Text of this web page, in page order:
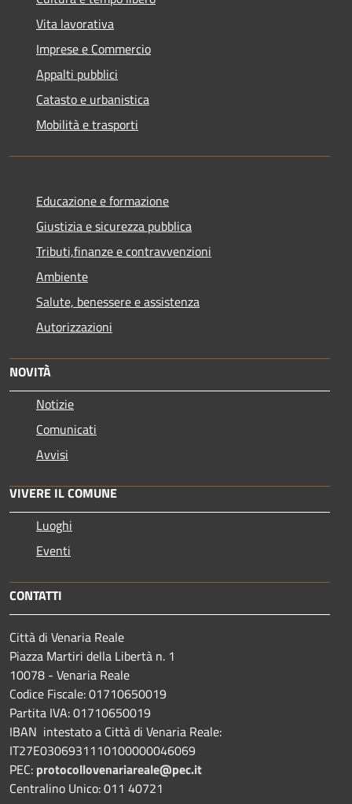
Vita lavorativa
Imprese e Commercio
Appalti pubblici
Catasto e urbanistica
Mobilità e trasporti
Educazione e formazione
Giustizia e sicurezza pubblica
Tributi,finanze e contravvenzioni
Ambiente
Salute, benessere e assistenza
Autorizzazioni
NOVITÀ
Notizie
Comunicati
Avvisi
VIVERE IL COMUNE
Luoghi
Eventi
CONTATTI
Città di Venaria Reale
Piazza Martiri della Libertà n. 1
10078 - Venaria Reale
Codice Fiscale: 01710650019
Partita IVA: 01710650019
IBAN intestato a Città di Venaria Reale:
IT27E0306931110100000046069
PEC: protocollovenariareale@pec.it
Centralino Unico: 011 40721